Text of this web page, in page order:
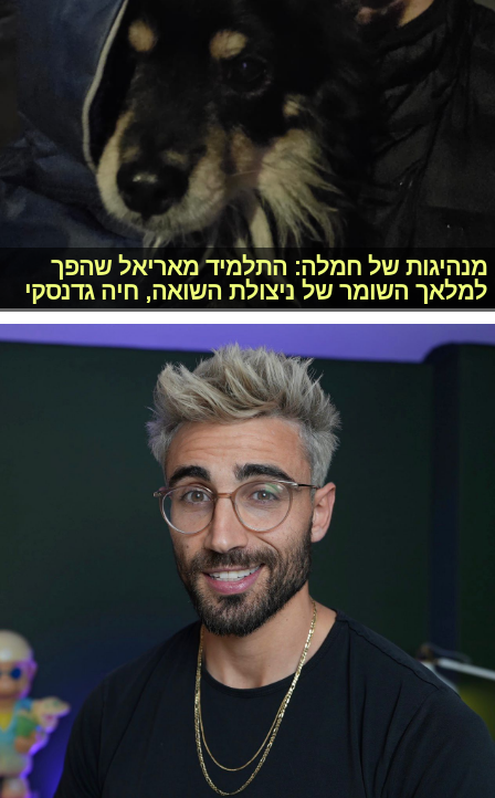
מנהיגות של חמלה: התלמיד מאריאל שהפך
למלאך השומר של ניצולת השואה, חיה גדנסקי